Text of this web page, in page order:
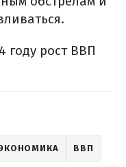
году рост ВВП
ВВП